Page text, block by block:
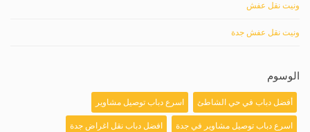
ونيت نقل عفش
ونيت نقل عفش جدة
الوسوم
أفضل دباب في حي الشاطئ اسرع دباب توصيل مشاوير
اسرع دباب توصيل مشاوير في جدة افضل دباب نقل اغراض جدة